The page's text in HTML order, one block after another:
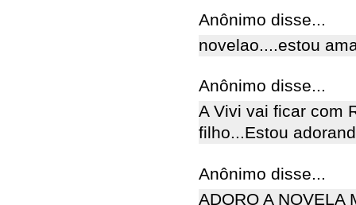
Anônimo disse...
novelao....estou
Anônimo disse...
A Vivi vai ficar com
filho...Estou
Anônimo disse...
ADORO A NOVELA